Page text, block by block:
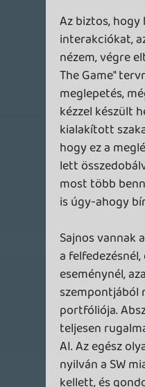
váltás miatt a
a Star Wars Outlaws-
egy esélyt olcsóbban.)
TheReturnOfDVM
#20r6f
Az Ubi nálam akkor
semmit nem veszek
pont a generatív AI
2026.01.22 09:37:20
Ubisoft the game....egy
Aztán meg
theSickness 2026.01.22
Bullshit, bullshit és
És az nem "kreatív
már meglévő
csapatokat. Ez
csináltak. Checkbox-